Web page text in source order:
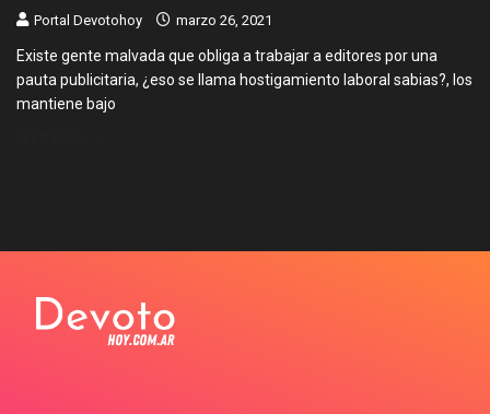
Portal Devotohoy marzo 26, 2021
Existe gente malvada que obliga a trabajar a editores por una
pauta publicitaria, ¿eso se llama hostigamiento laboral sabias?, los
mantiene bajo